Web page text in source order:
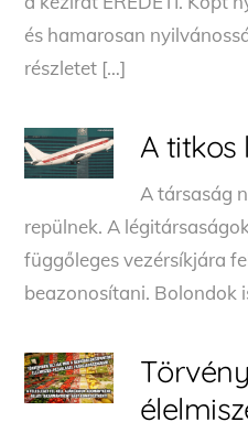
és hamarosan
részletet […]
A titkos
A társaság
repülnek. A
függőleges vezérsíkjára
beazonosítani. Bolondok